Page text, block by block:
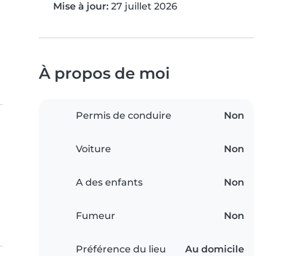
Mise à jour: 27 juillet 2026
À propos de moi
Permis de conduire Non
Voiture Non
A des enfants Non
Fumeur Non
Préférence du lieu
Au domicile